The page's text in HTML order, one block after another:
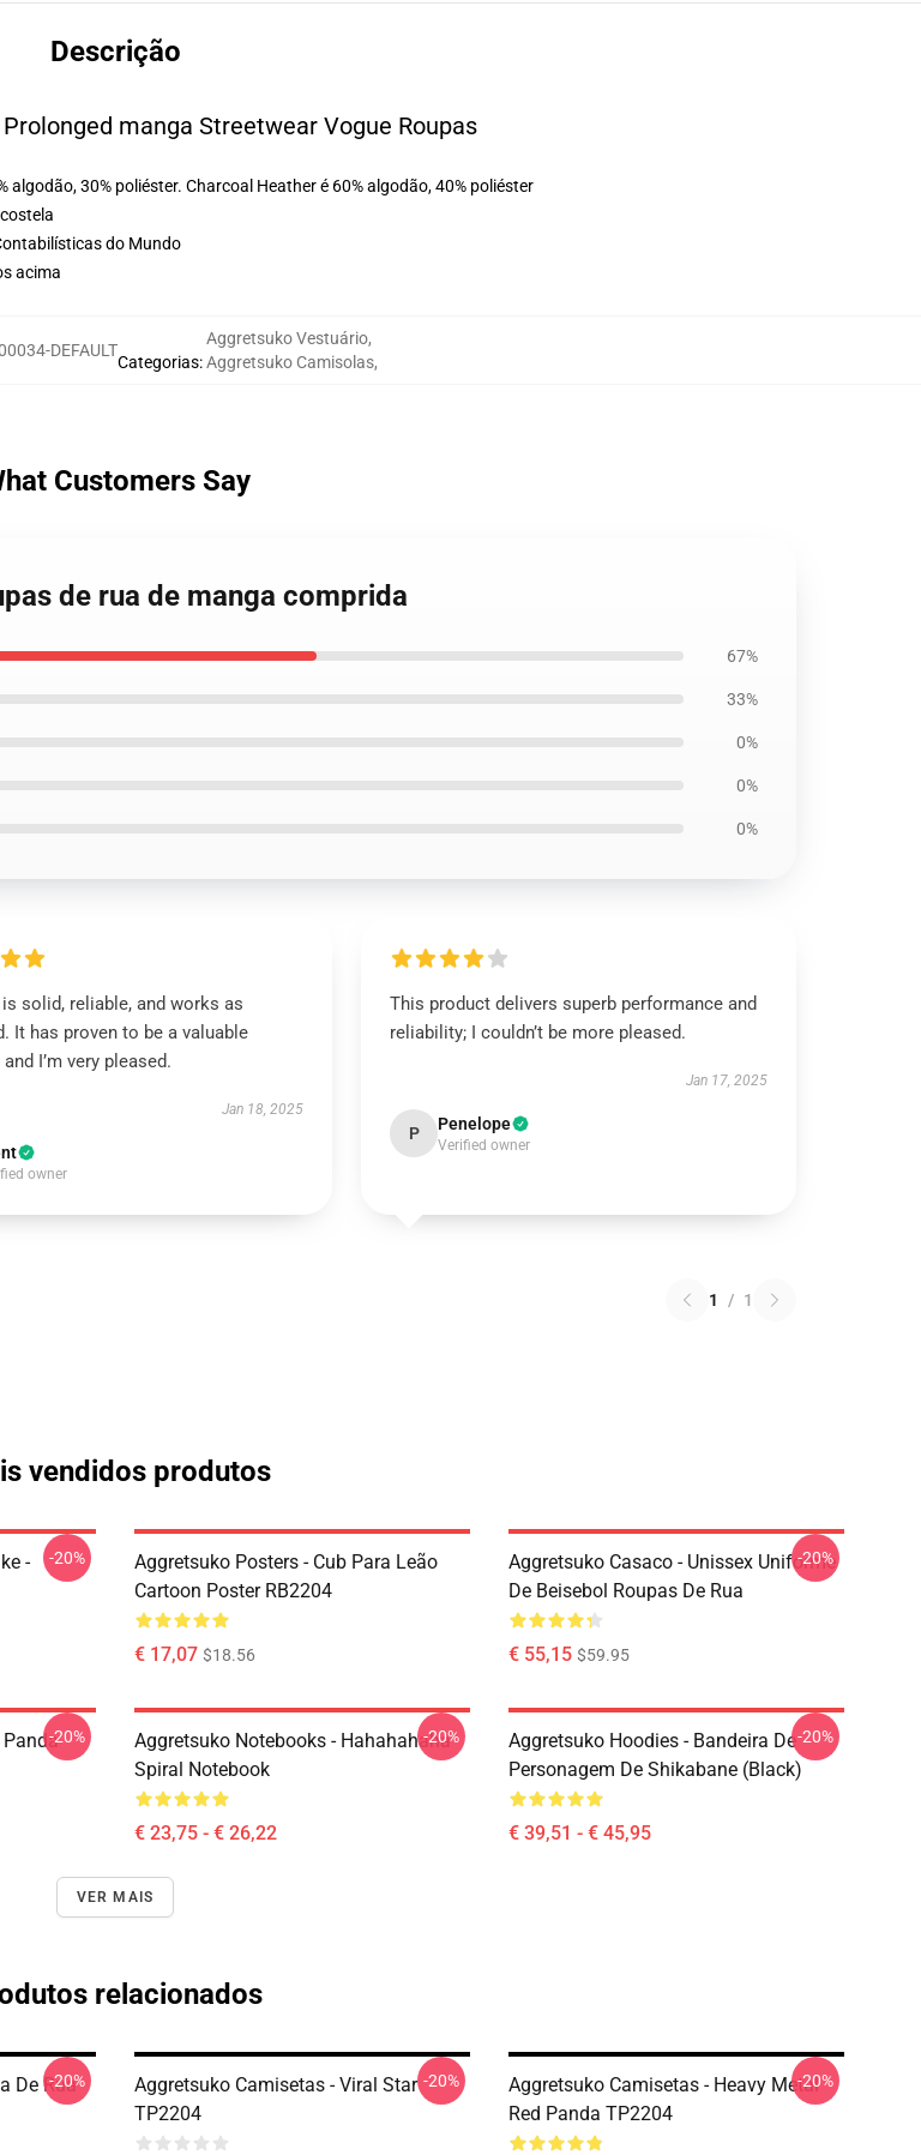
Descrição
manga Streetwear Vogue Roupas
30% poliéster. Charcoal Heather é 60% algodão, 40% poliéster
do Mundo
acima
DEFAULT
Categorias:
Aggretsuko Vestuário,
Aggretsuko Camisolas,
Customers Say
de rua de manga comprida
67%
33%
0%
0%
0%
solid, reliable, and works as
It has proven to be a valuable
I’m very pleased.
Jan 18, 2025
owner
This product delivers superb performance and
reliability; I couldn’t be more pleased.
Jan 17, 2025
P Penelope
Verified owner
1 / 1
vendidos produtos
-
-20%
Aggretsuko Posters - Cub Para Leão
Cartoon Poster RB2204
€ 17,07 $18.56
Aggretsuko Casaco - Unissex Uniforme
De Beisebol Roupas De Rua
€ 55,15 $59.95
-20%
-20%
Aggretsuko Notebooks - Hahahahaha
Spiral Notebook
€ 23,75 - € 26,22
-20%
Aggretsuko Hoodies - Bandeira De
Personagem De Shikabane (Black)
€ 39,51 - € 45,95
-20%
VER MAIS
relacionados
De Rua
-20%
Aggretsuko Camisetas - Viral Star
TP2204
-20%
Aggretsuko Camisetas - Heavy Metal
Red Panda TP2204
-20%